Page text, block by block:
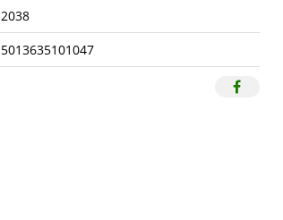
2038
5013635101047